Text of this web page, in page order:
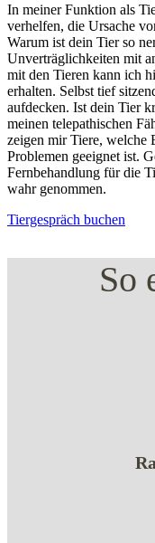
In meiner Funktion als
verhelfen, die Ursache
Warum ist dein Tier so
Unverträglichkeiten mit
mit den Tieren kann ich
erhalten. Selbst tief
aufdecken. Ist dein Tier
meinen telepathischen
zeigen mir Tiere, welche
Problemen geeignet ist.
Fernbehandlung für die
wahr genommen.
Tiergespräch buchen
So